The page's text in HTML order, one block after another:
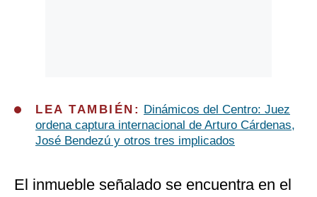
LEA TAMBIÉN:
Dinámicos del Centro: Juez
ordena captura internacional de Arturo Cárdenas,
José Bendezú y otros tres implicados
El inmueble señalado se encuentra en el